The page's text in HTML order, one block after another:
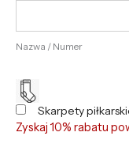
Nazwa / Numer
Skarpety
Zyskaj 10% rabatu